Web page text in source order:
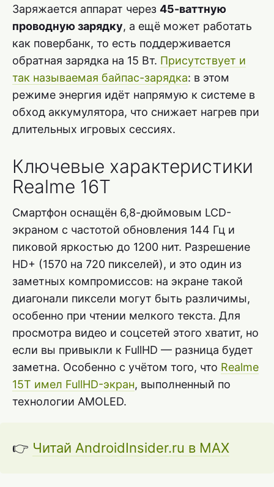
Заряжается аппарат через 45-ваттную
проводную зарядку, а ещё может работать
как повербанк, то есть поддерживается
обратная зарядка на 15 Вт. Присутствует и
так называемая байпас-зарядка: в этом
режиме энергия идёт напрямую к системе в
обход аккумулятора, что снижает нагрев при
длительных игровых сессиях.
Ключевые характеристики
Realme 16T
Смартфон оснащён 6,8-дюймовым LCD-
экраном с частотой обновления 144 Гц и
пиковой яркостью до 1200 нит. Разрешение
HD+ (1570 на 720 пикселей), и это один из
заметных компромиссов: на экране такой
диагонали пиксели могут быть различимы,
особенно при чтении мелкого текста. Для
просмотра видео и соцсетей этого хватит, но
если вы привыкли к FullHD — разница будет
заметна. Особенно с учётом того, что Realme
15T имел FullHD-экран, выполненный по
технологии AMOLED.
👉 Читай AndroidInsider.ru в MAX